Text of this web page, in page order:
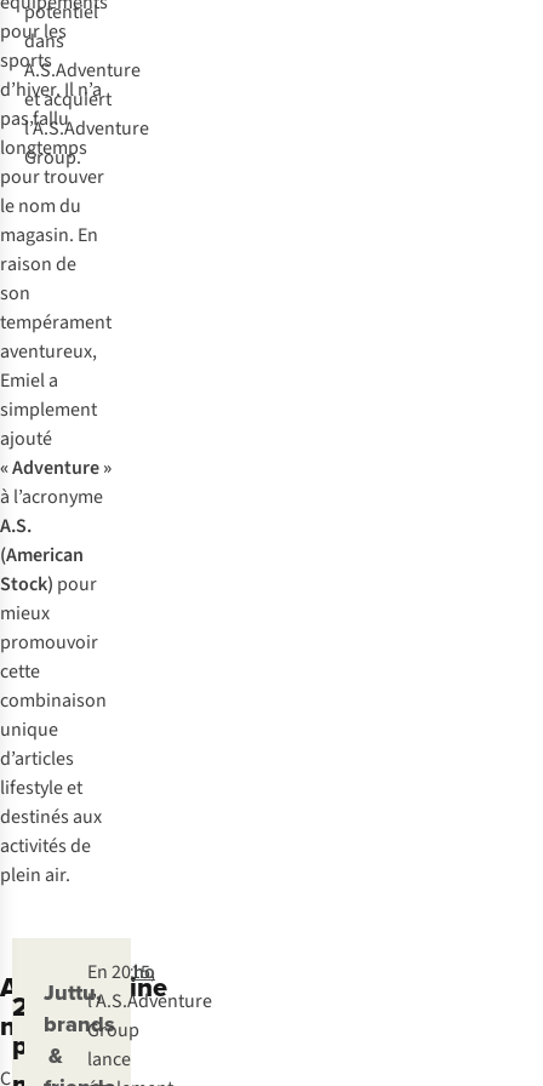
pour les
sports
d’hiver. Il n’a
pas fallu
longtemps
pour trouver
le nom du
magasin. En
raison de
son
tempérament
aventureux,
Emiel a
simplement
ajouté
«Adventure»
à l’acronyme
A.S.
(American
Stock) pour
mieux
promouvoir
cette
combinaison
unique
d’articles
lifestyle et
destinés aux
activités de
plein air.
potentiel
dans
A.S.Adventure
et acquiert
l’A.S.Adventure
Group.
A.S.Magazine
n° 1
C’est en 2008
Notre
propre
marque
Ayacucho
est
un
projet
2011 :
premier
Juttu,
brands
&
En 2015,
l’A.S.Adventure
Group
lance